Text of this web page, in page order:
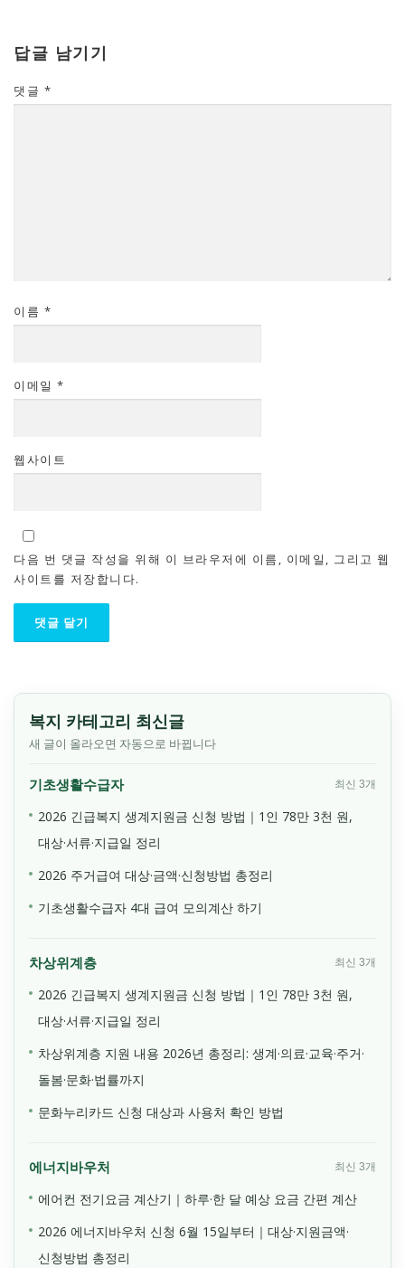
답글 남기기
댓글 *
이름 *
이메일 *
웹사이트
다음 번 댓글 작성을 위해 이 브라우저에 이름, 이메일, 그리고 웹
사이트를 저장합니다.
복지 카테고리 최신글
새 글이 올라오면 자동으로 바뀝니다
기초생활수급자 최신 3개
2026 긴급복지 생계지원금 신청 방법｜1인 78만 3천 원,
대상·서류·지급일 정리
2026 주거급여 대상·금액·신청방법 총정리
기초생활수급자 4대 급여 모의계산 하기
차상위계층 최신 3개
2026 긴급복지 생계지원금 신청 방법｜1인 78만 3천 원,
대상·서류·지급일 정리
차상위계층 지원 내용 2026년 총정리: 생계·의료·교육·주거·
돌봄·문화·법률까지
문화누리카드 신청 대상과 사용처 확인 방법
에너지바우처 최신 3개
에어컨 전기요금 계산기｜하루·한 달 예상 요금 간편 계산
2026 에너지바우처 신청 6월 15일부터｜대상·지원금액·
신청방법 총정리